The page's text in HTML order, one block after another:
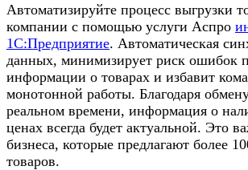
Автоматизируйте процесс выгрузки
компании с помощью услуги Аспро
1С:Предприятие. Автоматическая
данных, минимизирует риск ошибок
информации о товарах и избавит
монотонной работы. Благодаря
реальном времени, информация о
ценах всегда будет актуальной. Это
бизнеса, которые предлагают более
товаров.